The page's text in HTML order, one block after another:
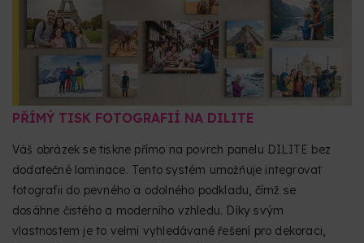
PŘÍMÝ TISK FOTOGRAFIÍ NA DILITE
Váš obrázek se tiskne přímo na povrch panelu DILITE bez
dodatečné laminace. Tento systém umožňuje integrovat
fotografii do pevného a odolného podkladu, čímž se
dosáhne čistého a moderního vzhledu. Díky svým
vlastnostem je to velmi vyhledávané řešení pro dekoraci,